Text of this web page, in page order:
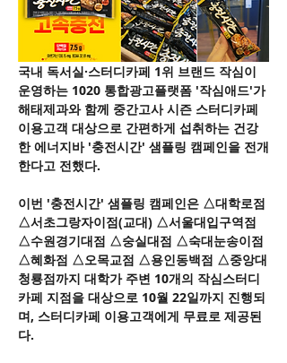
국내 독서실·스터디카페 1위 브랜드 작심이
운영하는 1020 통합광고플랫폼 '작심애드'가
해태제과와 함께 중간고사 시즌 스터디카페
이용고객 대상으로 간편하게 섭취하는 건강
한 에너지바 '충전시간' 샘플링 캠페인을 전개
한다고 전했다.
이번 '충전시간' 샘플링 캠페인은 △대학로점
△서초그랑자이점(교대) △서울대입구역점
△수원경기대점 △숭실대점 △숙대눈송이점
△혜화점 △오목교점 △용인동백점 △중앙대
청룡점까지 대학가 주변 10개의 작심스터디
카페 지점을 대상으로 10월 22일까지 진행되
며, 스터디카페 이용고객에게 무료로 제공된
다.